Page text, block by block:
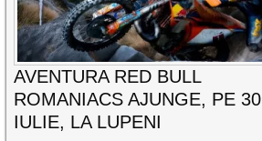
AVENTURA RED BULL
ROMANIACS AJUNGE, PE 30
IULIE, LA LUPENI